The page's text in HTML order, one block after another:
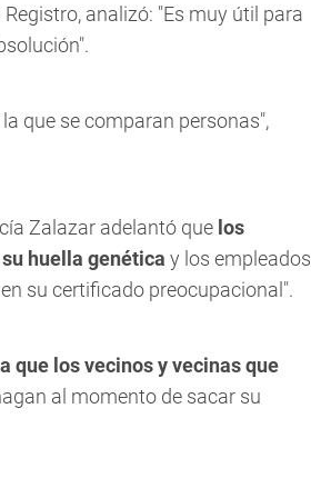
analizó: "Es muy útil para
que se comparan personas",
Zalazar adelantó que los
huella genética y los empleados
su certificado preocupacional".
que los vecinos y vecinas que
al momento de sacar su